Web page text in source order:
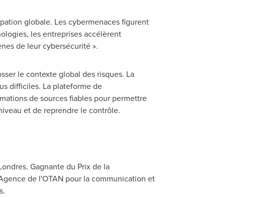
globale. Les cybermenaces figurent
les entreprises accélèrent
de leur cybersécurité ».
le contexte global des risques. La
difficiles. La plateforme de
de sources fiables pour permettre
et de reprendre le contrôle.
Gagnante du Prix de la
de l'OTAN pour la communication et